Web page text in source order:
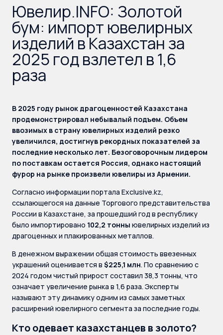
Ювелир.INFO: Золотой
бум: импорт ювелирных
изделий в Казахстан за
2025 год взлетел в 1,6
раза
В 2025 году рынок драгоценностей Казахстана
продемонстрировал небывалый подъем. Объем
ввозимых в страну ювелирных изделий резко
увеличился, достигнув рекордных показателей за
последние несколько лет. Безоговорочным лидером
по поставкам остается Россия, однако настоящий
фурор на рынке произвели ювелиры из Армении.
Согласно информации портала Еxclusive.kz,
ссылающегося на данные Торгового представительства
России в Казахстане, за прошедший год в республику
было импортировано 102,2 тонны ювелирных изделий из
драгоценных и плакированных металлов.
В денежном выражении общая стоимость ввезенных
украшений оценивается в $225,1 млн. По сравнению с
2024 годом чистый прирост составил 38,3 тонны, что
означает увеличение рынка в 1,6 раза. Эксперты
называют эту динамику одним из самых заметных
расширений ювелирного сегмента за последние годы.
Кто одевает казахстанцев в золото?